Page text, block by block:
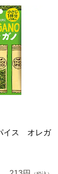
イス オレガ